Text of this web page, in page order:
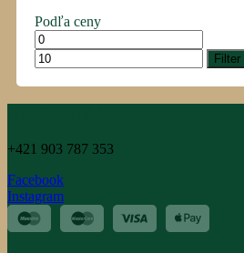
Podľa ceny
Minimálna
cena
cenaFilter
+421 903 787 353
Facebook
Instagram